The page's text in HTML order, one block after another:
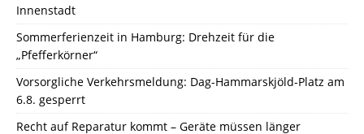
Innenstadt
Sommerferienzeit in Hamburg: Drehzeit für die
„Pfefferkörner“
Vorsorgliche Verkehrsmeldung: Dag-Hammarskjöld-Platz am
6.8. gesperrt
Recht auf Reparatur kommt – Geräte müssen länger